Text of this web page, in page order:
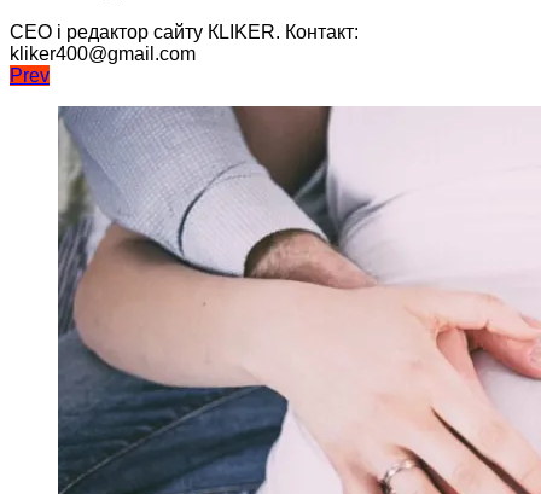
CEO і редактор сайту КLIKER. Контакт:
kliker400@gmail.com
Навігація
записів
Prev